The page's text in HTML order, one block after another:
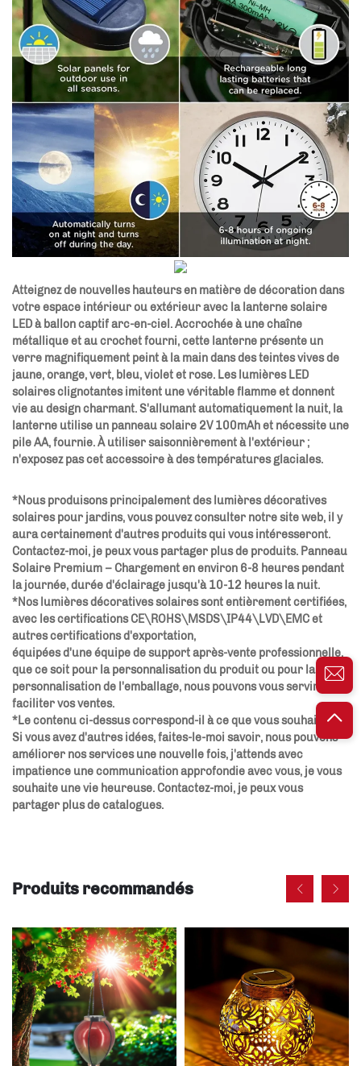
Atteignez de nouvelles hauteurs en matière de décoration dans
votre espace intérieur ou extérieur avec la lanterne solaire
LED à ballon captif arc-en-ciel. Accrochée à une chaîne
métallique et au crochet fourni, cette lanterne présente un
verre magnifiquement peint à la main dans des teintes vives de
jaune, orange, vert, bleu, violet et rose. Les lumières LED
solaires clignotantes imitent une véritable flamme et donnent
vie au design charmant. S'allumant automatiquement la nuit, la
lanterne utilise un panneau solaire 2V 100mAh et nécessite une
pile AA, fournie. À utiliser saisonnièrement à l'extérieur ;
n'exposez pas cet accessoire à des températures glaciales.
*Nous produisons principalement des lumières décoratives
solaires pour jardins, vous pouvez consulter notre site web, il y
aura certainement d'autres produits qui vous intéresseront.
Contactez-moi, je peux vous partager plus de produits. Panneau
Solaire Premium – Chargement en environ 6-8 heures pendant
la journée, durée d'éclairage jusqu'à 10-12 heures la nuit.
*Nos lumières décoratives solaires sont entièrement certifiées,
avec les certifications CE\ROHS\MSDS\IP44\LVD\EMC et
autres certifications d'exportation,
équipées d'une équipe de support après-vente professionnelle,
que ce soit pour la personnalisation du produit ou pour la
personnalisation de l'emballage, nous pouvons vous servir et
faciliter vos ventes.
*Le contenu ci-dessus correspond-il à ce que vous souhaitez ?
Si vous avez d'autres idées, faites-le-moi savoir, nous pouvons
améliorer nos services une nouvelle fois, j'attends avec
impatience une communication approfondie avec vous, je vous
souhaite une vie heureuse. Contactez-moi, je peux vous
partager plus de catalogues.
Produits recommandés